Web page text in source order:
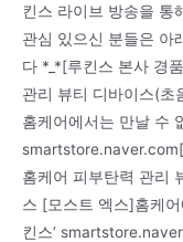
킨스 라이브 방송을 통
관심 있으신 분들은 아
다 *_*[루킨스 본사 경
관리 뷰티 디바이스(
홈케어에서는 만날 수
홈케어 피부탄력 관리
스 [모스트 엑스]홈케
킨스’